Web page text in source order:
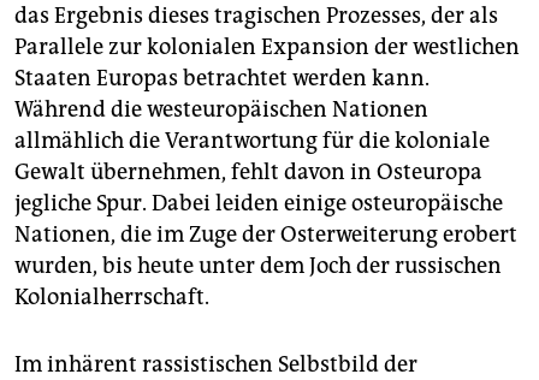
das Ergebnis dieses tragischen Prozesses, der als
Parallele zur kolonialen Expansion der westlichen
Staaten Europas betrachtet werden kann.
Während die westeuropäischen Nationen
allmählich die Verantwortung für die koloniale
Gewalt übernehmen, fehlt davon in Osteuropa
jegliche Spur. Dabei leiden einige osteuropäische
Nationen, die im Zuge der Osterweiterung erobert
wurden, bis heute unter dem Joch der russischen
Kolonialherrschaft.
Im inhärent rassistischen Selbstbild der